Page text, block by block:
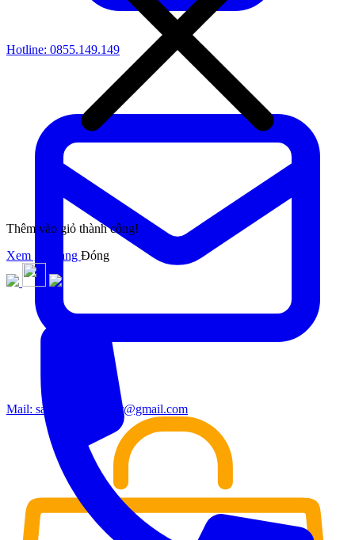
Hotline: 0855.149.149
Mail: sales.moderndoor@gmail.com
Thêm vào giỏ thành công!
Xem giỏ hàng Đóng